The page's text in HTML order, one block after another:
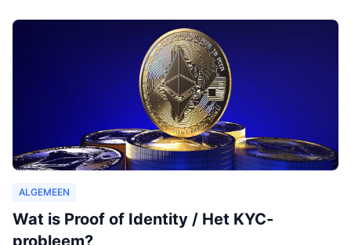
ALGEMEEN
Wat is Proof of Identity / Het KYC-
probleem?